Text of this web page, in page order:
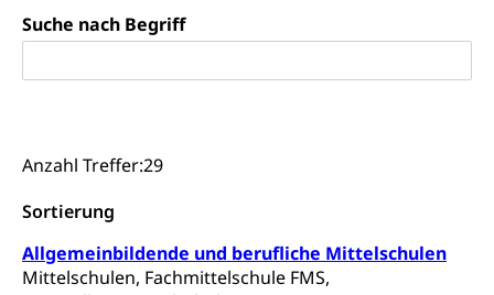
Suche nach Begriff
Anzahl Treffer:29
Sortierung
Allgemeinbildende und berufliche Mittelschulen
Mittelschulen, Fachmittelschule FMS,
Adoptionsverfahren, elterliche Gewalt, elterliche
Niederlassung, Wohnsitz
Ausweise und Bescheinigungen
Reisepass, Identitätskarte, Visum, Geburtsurkunde
Jagdausweis, Fischereiausweis